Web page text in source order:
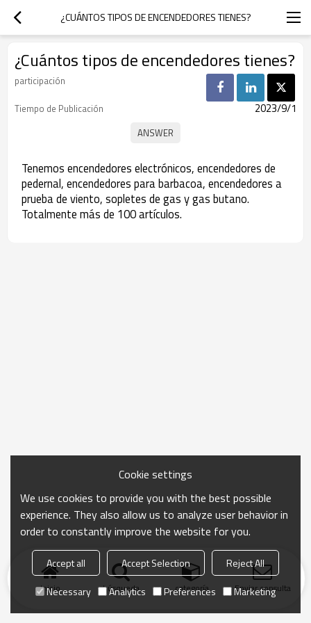
¿CUÁNTOS TIPOS DE ENCENDEDORES TIENES?
¿Cuántos tipos de encendedores tienes?
participación
Tiempo de Publicación
2023/9/1
Tenemos encendedores electrónicos, encendedores de
pedernal, encendedores para barbacoa, encendedores a
prueba de viento, sopletes de gas y gas butano.
Totalmente más de 100 artículos.
Inicio búsqueda categoría Enviar consulta
Cookie settings
We use cookies to provide you with the best possible
experience. They also allow us to analyze user behavior in
order to constantly improve the website for you.
Accept all Accept Selection
Reject All
Necessary
Analytics Preferences Marketing